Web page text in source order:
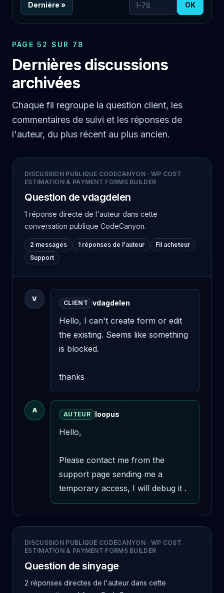
Dernière »
Aller à la page
OK
PAGE 52 SUR 78
Dernières discussions
archivées
Chaque fil regroupe la question client, les
commentaires de suivi et les réponses de
l'auteur, du plus récent au plus ancien.
DISCUSSION PUBLIQUE CODECANYON · WP COST
ESTIMATION & PAYMENT FORMS BUILDER
Question de vdagdelen
1 réponse directe de l'auteur dans cette
conversation publique CodeCanyon.
2 messages 1 réponses de l'auteur
Fil acheteur
Support
V
CLIENT vdagdelen
Hello, I can't create form or edit
the existing. Seems like something
is blocked.
thanks
A
AUTEUR loopus
Hello,
Please contact me from the
support page sending me a
temporary access, I will debug it .
DISCUSSION PUBLIQUE CODECANYON · WP COST
ESTIMATION & PAYMENT FORMS BUILDER
Question de sinyage
2 réponses directes de l'auteur dans cette